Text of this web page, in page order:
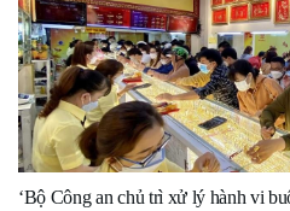
‘Bộ Công an chủ trì xử lý hành vi